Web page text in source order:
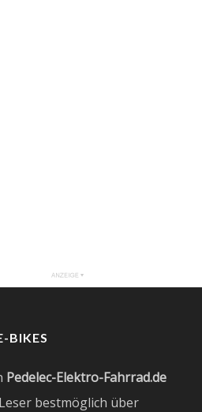
BIKES
Pedelec-Elektro-Fahrrad.de
bestmöglich über